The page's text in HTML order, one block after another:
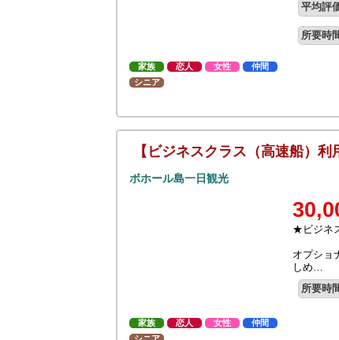
家族 恋人 女性
仲間
シニア
平均評
所要時
【ビジネスクラス（高速船）
ボホール島一日観光
家族 恋人 女性
仲間
★ビジネ
オプショ
しめ…
所要時